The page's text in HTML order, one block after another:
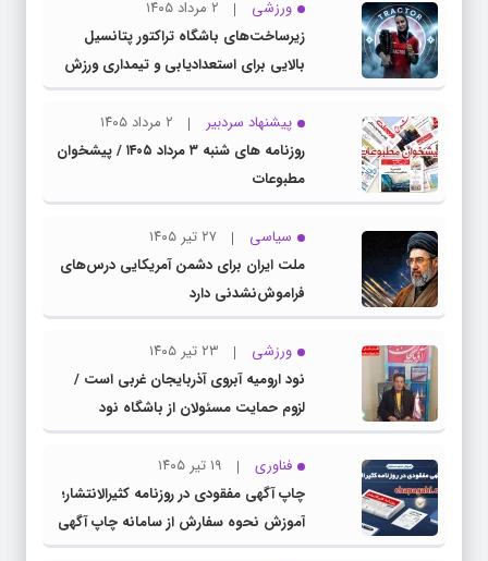
ورزشی
۲ مرداد ۱۴۰۵
زیرساخت‌های باشگاه تراکتور پتانسیل
بالایی برای استعدادیابی و تیمداری ورزش
بانوان دارد
پیشنهاد سردبیر
۲ مرداد ۱۴۰۵
روزنامه های شنبه ۳ مرداد ۱۴۰۵ / پیشخوان
مطبوعات
سیاسی
۲۷ تیر ۱۴۰۵
ملت ایران برای دشمن آمریکایی درس‌های
فراموش‌نشدنی دارد
ورزشی
۲۳ تیر ۱۴۰۵
نود ارومیه آبروی آذربایجان غربی است /
لزوم حمایت مسئولان از باشگاه نود
فناوری
۱۹ تیر ۱۴۰۵
چاپ آگهی مفقودی در روزنامه کثیرالانتشار؛
آموزش نحوه سفارش از سامانه چاپ آگهی
دات کام